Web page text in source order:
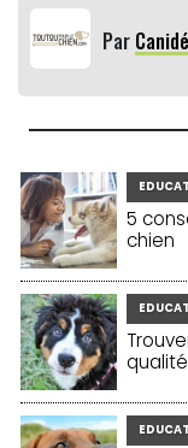
Par
5
chien